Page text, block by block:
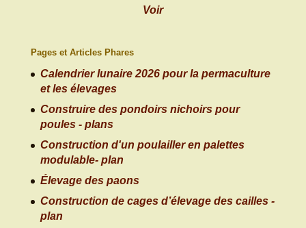
Voir
Pages et Articles Phares
Calendrier lunaire 2026 pour la permaculture
et les élevages
Construire des pondoirs nichoirs pour
poules - plans
Construction d'un poulailler en palettes
modulable- plan
Élevage des paons
Construction de cages d’élevage des cailles -
plan